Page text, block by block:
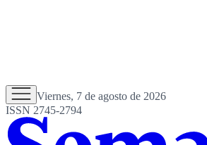
Viernes, 7 de agosto de 2026
ISSN 2745-2794